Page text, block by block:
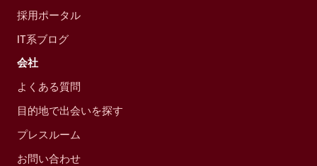
採用ポータル
IT系ブログ
会社
よくある質問
目的地で出会いを探す
プレスルーム
お問い合わせ